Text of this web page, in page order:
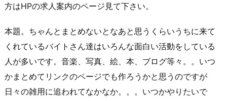
方はHPの求人案内のページ見て下さい。
本題。ちゃんとまとめないとなあと思うくらいうちに来て
くれているバイトさん達はいろんな面白い活動をしている
人が多いです。音楽、写真、絵、本、ブログ等々。。いつ
かまとめてリンクのページでも作ろうかと思うのですが
日々の雑用に追われてなかなか。。。いつかやりたいで